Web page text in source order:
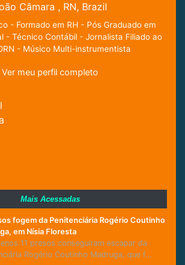
Câmara , RN, Brazil
- Formado em RH - Pós Graduado em
- Técnico Contábil - Jornalista Filiado ao
- Músico Multi-instrumentista
Ver meu perfil completo
Mais Acessadas
fogem da Penitenciária Rogério Coutinho
em Nísia Floresta
11 presos conseguiram escapar da
Rogério Coutinho Madruga, que f…